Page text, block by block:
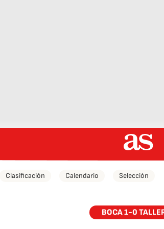
Clasificación Calendario Selección
BOCA 1-0